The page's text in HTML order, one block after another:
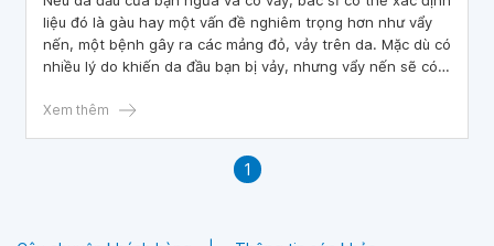
liệu đó là gàu hay một vấn đề nghiêm trọng hơn như vẩy
nến, một bệnh gây ra các mảng đỏ, vảy trên da. Mặc dù có
nhiều lý do khiến da đầu bạn bị vảy, nhưng vẩy nến sẽ có
đoán chính xác, bạn có thể điều trị nguyên nhân và giảm
Xem thêm
1